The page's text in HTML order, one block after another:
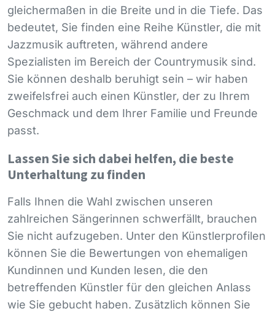
gleichermaßen in die Breite und in die Tiefe. Das
bedeutet, Sie finden eine Reihe Künstler, die mit
Jazzmusik auftreten, während andere
Spezialisten im Bereich der Countrymusik sind.
Sie können deshalb beruhigt sein – wir haben
zweifelsfrei auch einen Künstler, der zu Ihrem
Geschmack und dem Ihrer Familie und Freunde
passt.
Lassen Sie sich dabei helfen, die beste
Unterhaltung zu finden
Falls Ihnen die Wahl zwischen unseren
zahlreichen Sängerinnen schwerfällt, brauchen
Sie nicht aufzugeben. Unter den Künstlerprofilen
können Sie die Bewertungen von ehemaligen
Kundinnen und Kunden lesen, die den
betreffenden Künstler für den gleichen Anlass
wie Sie gebucht haben. Zusätzlich können Sie